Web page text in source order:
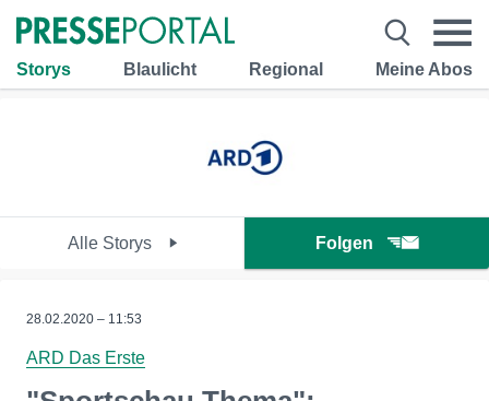
Storys Blaulicht Regional Meine Abos
Alle Storys Folgen
28.02.2020 – 11:53
ARD Das Erste